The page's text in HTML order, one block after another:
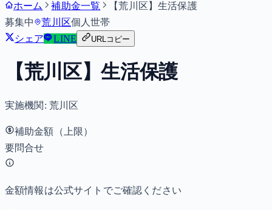
ホーム
補助金一覧
【荒川区】生活保護
募集中
荒川区個人世帯
シェア
LINE URLコピー
【荒川区】生活保護
実施機関: 荒川区
補助金額（上限）
要問合せ
金額情報は公式サイトでご確認ください